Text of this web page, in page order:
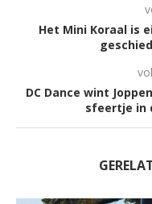
Het Mini Koraal is
DC Dance wint
sfeertje in